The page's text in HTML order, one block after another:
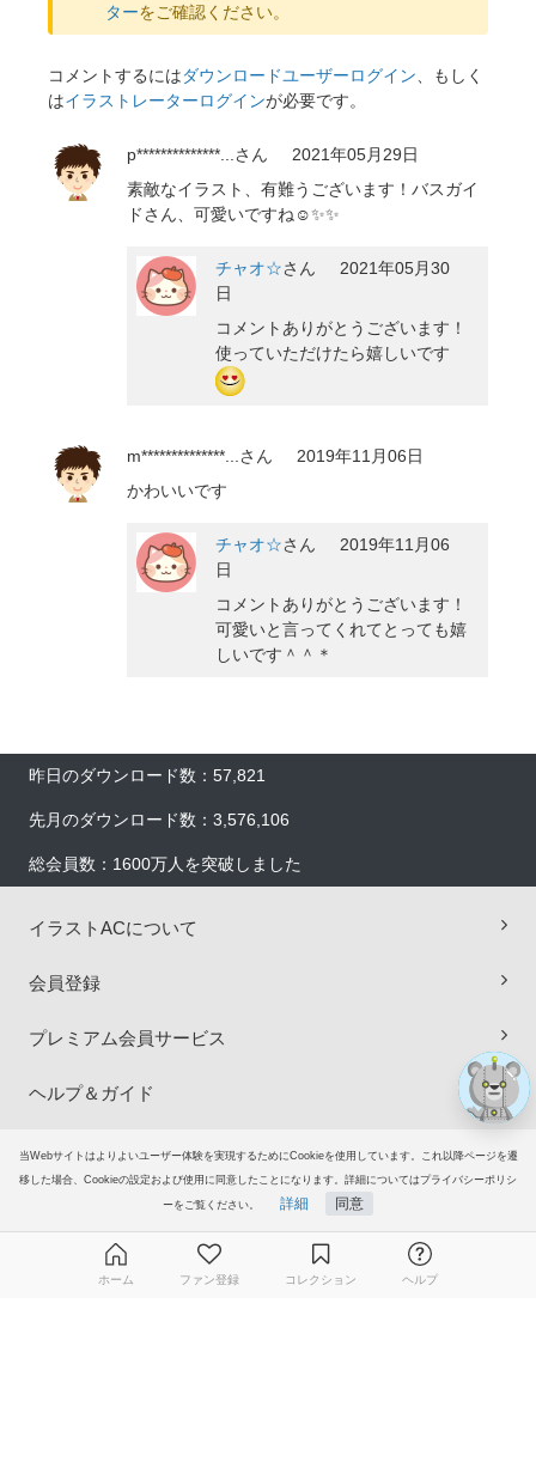
当Webサイトはよりよいユーザー体験を実現するためにCookieを使用しています。これ以降ページを遷
移した場合、Cookieの設定および使用に同意したことになります。詳細についてはプライバシーポリシ
ーをご覧ください。 詳細 同意
ターをご確認ください。
コメントするにはダウンロードユーザーログイン 、もしく
はイラストレーターログインが必要です。
p**************... さん
2021年05月29日
素敵なイラスト、有難うございます！バスガイ
ドさん、可愛いですね☺✨✨
チャオ☆さん
2021年05月30
日
コメントありがとうございます！
使っていただけたら嬉しいです
m**************... さん
2019年11月06日
かわいいです
チャオ☆さん
2019年11月06
日
コメントありがとうございます！
可愛いと言ってくれてとっても嬉
しいです＾＾＊
昨日のダウンロード数：57,821
先月のダウンロード数：3,576,106
総会員数：1600万人を突破しました
イラストACについて
会員登録
プレミアム会員サービス
ヘルプ＆ガイド
グループサイト
ご意見・ご要望
© 2006-2026 イラストAC
ホーム ファン登録 コレクション ヘルプ